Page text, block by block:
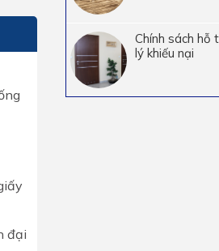
Chính sách hỗ
lý khiếu nại
đại